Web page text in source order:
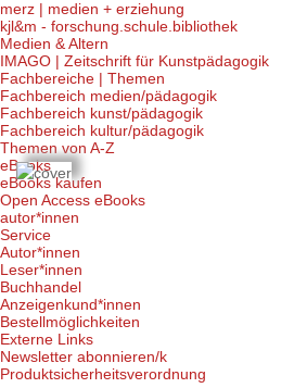
merz | medien + erziehung
kjl&m - forschung.schule.bibliothek
Medien & Altern
IMAGO | Zeitschrift für Kunstpädagogik
Fachbereiche | Themen
Fachbereich medien/pädagogik
Fachbereich kunst/pädagogik
Fachbereich kultur/pädagogik
Themen von A-Z
eBooks
eBooks kaufen
Open Access eBooks
autor*innen
Service
Autor*innen
Leser*innen
Buchhandel
Anzeigenkund*innen
Bestellmöglichkeiten
Externe Links
Newsletter abonnieren/k
Produktsicherheitsverordnung